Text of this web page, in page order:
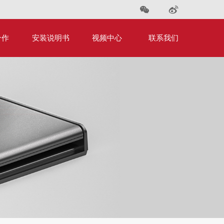
作 安装说明书 视频中心 联系我们